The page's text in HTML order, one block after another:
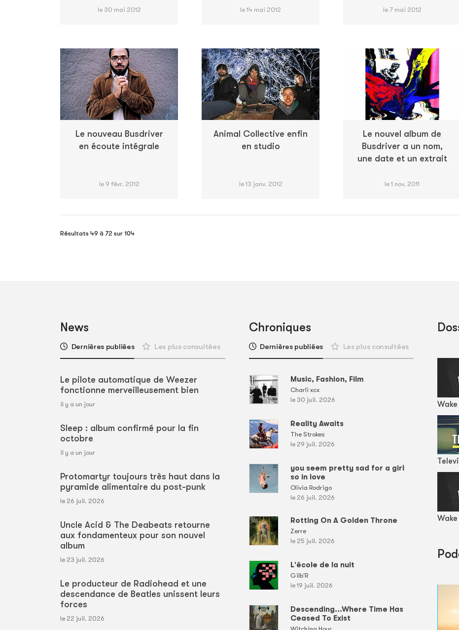
le 30 mai 2012 le 14 mai 2012 le 7 mai 2012
Le nouveau Busdriver
en écoute intégrale
le 9 févr. 2012
Animal Collective enfin
en studio
le 13 janv. 2012
Le nouvel album de
Busdriver a un nom,
une date et un extrait
le 1 nov. 2011
Résultats 49 à 72 sur 104
News
Dernières publiées Les plus consultées
Le pilote automatique de Weezer
fonctionne merveilleusement bien
il y a un jour
Sleep : album confirmé pour la fin
octobre
il y a un jour
Protomartyr toujours très haut dans la
pyramide alimentaire du post-punk
le 26 juil. 2026
Uncle Acid & The Deabeats retourne
aux fondamenteux pour son nouvel
album
le 23 juil. 2026
Le producteur de Radiohead et une
descendance de Beatles unissent leurs
forces
le 22 juil. 2026
Chroniques
Dernières publiées Les plus consultées
Music, Fashion, Film
Charli xcx
le 30 juil. 2026
Reality Awaits
The Strokes
le 29 juil. 2026
you seem pretty sad for a girl
so in love
Olivia Rodrigo
le 26 juil. 2026
Rotting On A Golden Throne
Zerre
le 25 juil. 2026
L'école de la nuit
Gilb'R
le 19 juil. 2026
Descending...Where Time Has
Ceased To Exist
Wake